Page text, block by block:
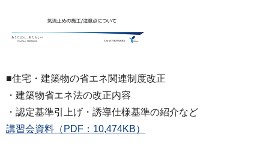
■住宅・建築物の省エネ関連制度改正
・建築物省エネ法の改正内容
・認定基準引上げ・誘導仕様基準の紹介など
講習会資料（PDF：10,474KB）